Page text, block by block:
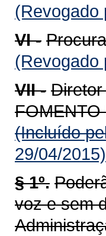
(Revogado
VI -
(Revogado
VII -
FOMENTO
(Incluído
29/04/2015)
§ 1º.
voz e sem